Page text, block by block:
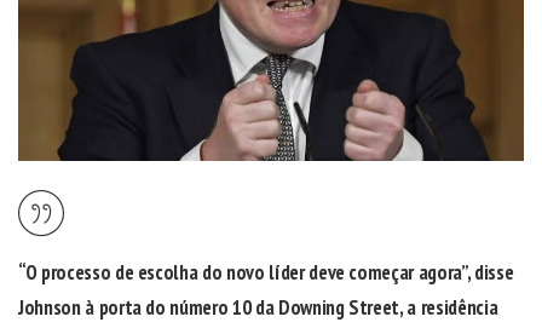
“O processo de escolha do novo líder deve começar agora”, disse
Johnson à porta do número 10 da Downing Street, a residência